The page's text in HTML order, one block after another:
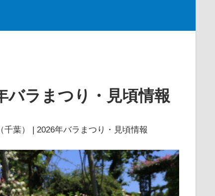
バラまつり・見頃情報
千葉） | 2026年バラまつり・見頃情報